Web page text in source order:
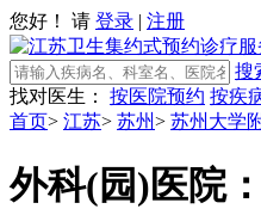
您好！ 请 登录 | 注册
搜
找对医生：
按医院预约 按疾
首页> 江苏> 苏州> 苏州大学
外科(园)医院：